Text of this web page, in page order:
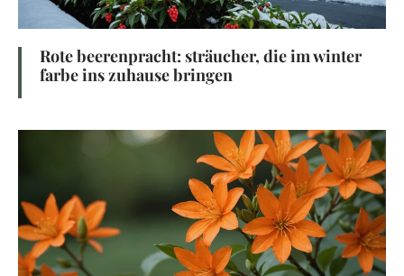
Rote beerenpracht: sträucher, die im winter
farbe ins zuhause bringen